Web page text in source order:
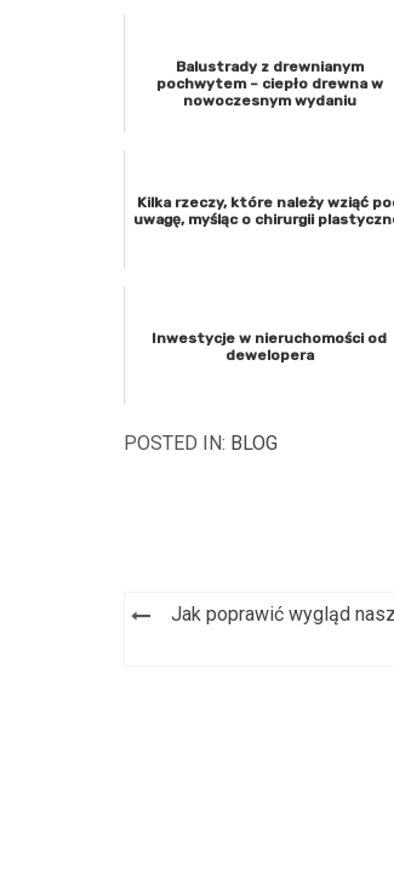
Balustrady z drewnianym
pochwytem – ciepło drewna w
nowoczesnym wydaniu
Kilka rzeczy, które należy wziąć
uwagę, myśląc o chirurgii
Inwestycje w nieruchomości od
dewelopera
POSTED IN: BLOG
Nawigacja
Jak poprawić wygląd